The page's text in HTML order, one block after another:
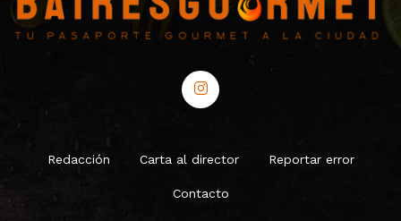
Redacción Carta al director Reportar error
Contacto